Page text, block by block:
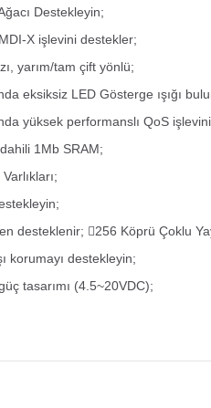
Destekleyin;
X işlevini destekler;
yarım/tam çift yönlü;
eksiksiz LED Gösterge ışığı
yüksek performanslı QoS
1Mb SRAM;
desteklenir; 256 Köprü Çoklu
korumayı destekleyin;
tasarımı (4.5~20VDC);